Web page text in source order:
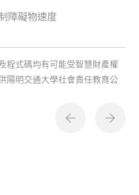
障礙物速度
程式碼均有可能受智慧財產權
陽明交通大學社會責任教育公